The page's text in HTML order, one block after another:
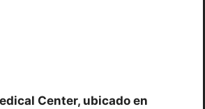
Center, ubicado en